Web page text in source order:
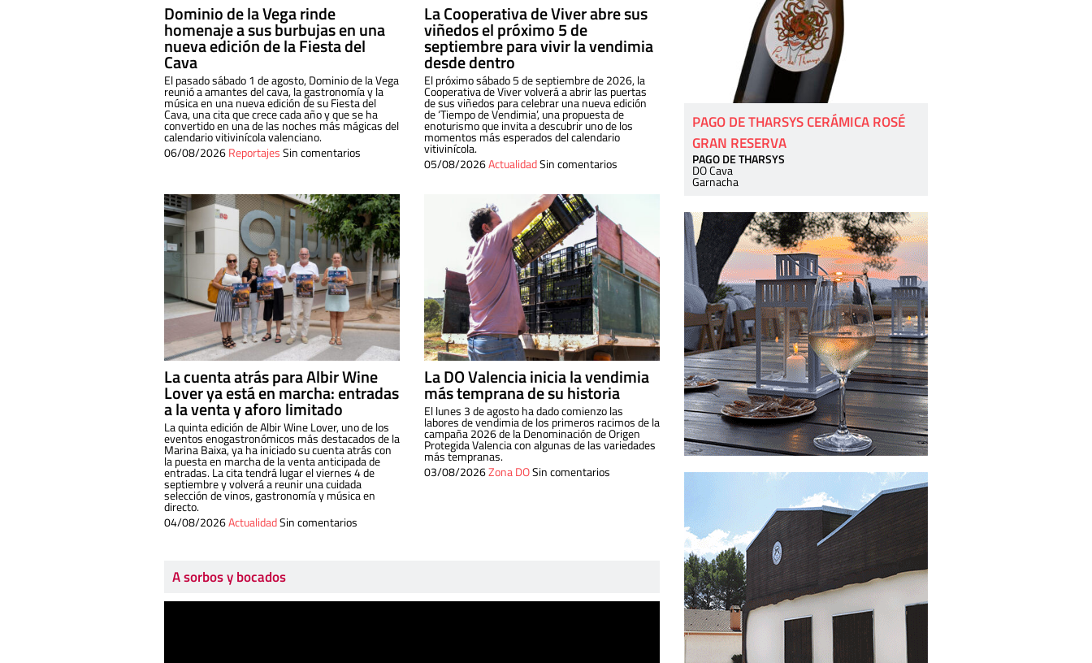
Dominio de la Vega rinde
homenaje a sus burbujas en una
nueva edición de la Fiesta del
Cava
El pasado sábado 1 de agosto, Dominio de la Vega
reunió a amantes del cava, la gastronomía y la
música en una nueva edición de su Fiesta del
Cava, una cita que crece cada año y que se ha
convertido en una de las noches más mágicas del
calendario vitivinícola valenciano.
06/08/2026ReportajesSin comentarios
La Cooperativa de Viver abre sus
viñedos el próximo 5 de
septiembre para vivir la vendimia
desde dentro
El próximo sábado 5 de septiembre de 2026, la
Cooperativa de Viver volverá a abrir las puertas
de sus viñedos para celebrar una nueva edición
de ‘Tiempo de Vendimia’, una propuesta de
enoturismo que invita a descubrir uno de los
momentos más esperados del calendario
vitivinícola.
05/08/2026ActualidadSin comentarios
La cuenta atrás para Albir Wine
Lover ya está en marcha: entradas
a la venta y aforo limitado
La quinta edición de Albir Wine Lover, uno de los
eventos enogastronómicos más destacados de la
Marina Baixa, ya ha iniciado su cuenta atrás con
la puesta en marcha de la venta anticipada de
entradas. La cita tendrá lugar el viernes 4 de
septiembre y volverá a reunir una cuidada
selección de vinos, gastronomía y música en
directo.
04/08/2026ActualidadSin comentarios
La DO Valencia inicia la vendimia
más temprana de su historia
El lunes 3 de agosto ha dado comienzo las
labores de vendimia de los primeros racimos de la
campaña 2026 de la Denominación de Origen
Protegida Valencia con algunas de las variedades
más tempranas.
03/08/2026Zona DOSin comentarios
A sorbos y bocados
PAGO DE THARSYS CERÁMICA ROSÉ
GRAN RESERVA
PAGO DE THARSYS
DO Cava
Garnacha